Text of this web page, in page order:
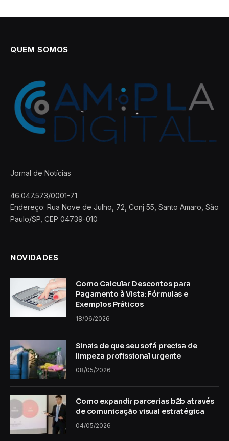
QUEM SOMOS
Jornal de Notícias
46.047.573/0001-71
Endereço: Rua Nove de Julho, 72, Conj 55, Santo Amaro, São
Paulo/SP, CEP 04739-010
NOVIDADES
Como Calcular Descontos para
Pagamento à Vista: Fórmulas e
Exemplos Práticos
18/06/2026
Sinais de que seu sofá precisa de
limpeza profissional urgente
08/05/2026
Como expandir parcerias b2b através
de comunicação visual estratégica
04/05/2026